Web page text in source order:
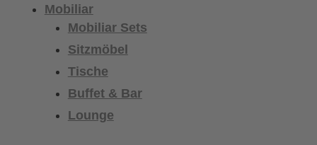
Mobiliar
Mobiliar Sets
Sitzmöbel
Tische
Buffet & Bar
Lounge